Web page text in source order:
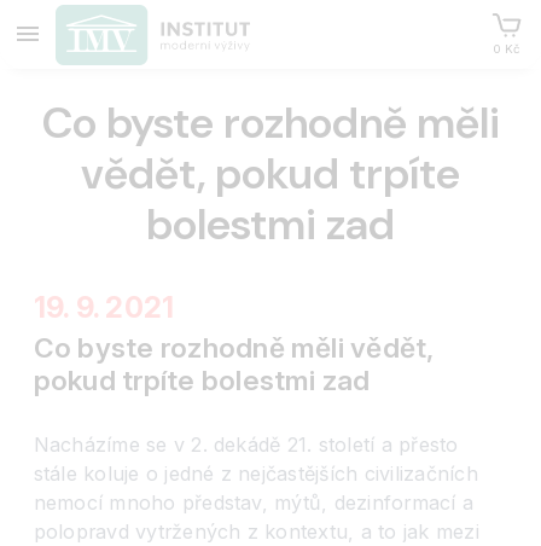
0 Kč
Co byste rozhodně měli
vědět, pokud trpíte
bolestmi zad
19. 9. 2021
Co byste rozhodně měli vědět,
pokud trpíte bolestmi zad
Nacházíme se v 2. dekádě 21. století a přesto
stále koluje o jedné z nejčastějších civilizačních
nemocí mnoho představ, mýtů, dezinformací a
polopravd vytržených z kontextu, a to jak mezi